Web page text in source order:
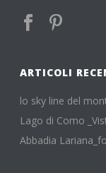
ARTICOLI
lo sky line del
Lago di Como
Abbadia